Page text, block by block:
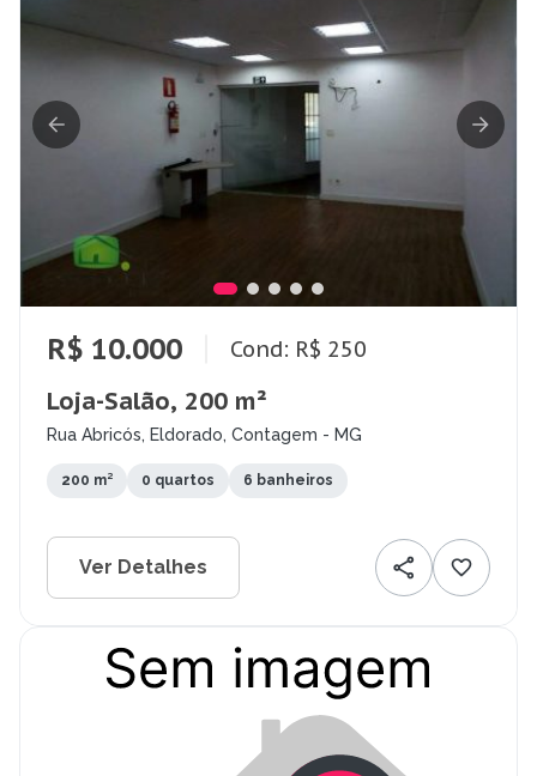
R$ 10.000 Cond: R$ 250
Loja-Salão, 200 m²
Rua Abricós, Eldorado, Contagem - MG
200 m² 0 quartos 6 banheiros
Ver Detalhes